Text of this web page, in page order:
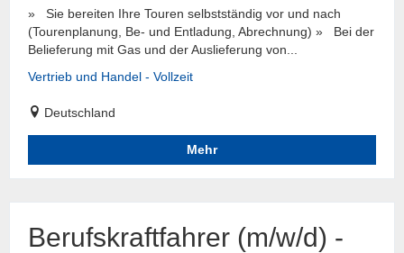
» Sie bereiten Ihre Touren selbstständig vor und nach
(Tourenplanung, Be- und Entladung, Abrechnung) » Bei der
Belieferung mit Gas und der Auslieferung von...
Vertrieb und Handel - Vollzeit
Deutschland
Mehr
Berufskraftfahrer (m/w/d) -